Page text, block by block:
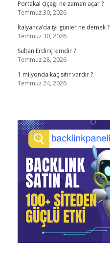
Portakal çiçeği ne zaman açar ?
Temmuz 30, 2026
İtalyanca’da iyi günler ne demek ?
Temmuz 30, 2026
Sultan Erdinç kimdir ?
Temmuz 28, 2026
1 milyonda kaç sıfır vardır ?
Temmuz 24, 2026